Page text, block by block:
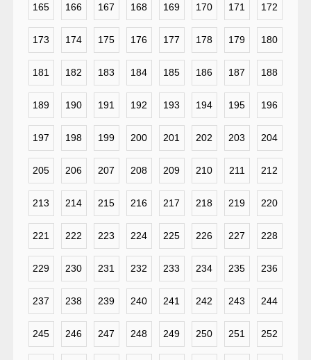
165 166 167 168 169 170 171 172
173 174 175 176 177 178 179 180
181 182 183 184 185 186 187 188
189 190 191 192 193 194 195 196
197 198 199 200 201 202 203 204
205 206 207 208 209 210 211 212
213 214 215 216 217 218 219 220
221 222 223 224 225 226 227 228
229 230 231 232 233 234 235 236
237 238 239 240 241 242 243 244
245 246 247 248 249 250 251 252